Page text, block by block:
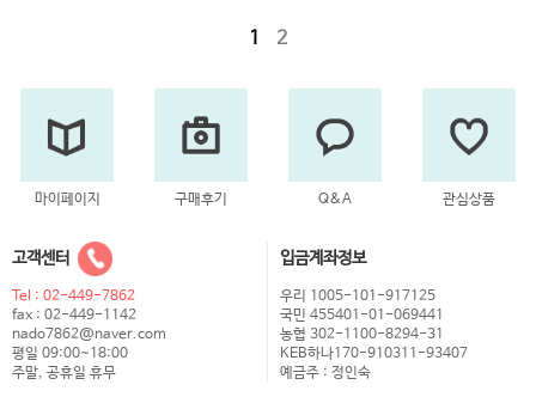
1 2
마이페이지 구매후기 Q&A 관심상품
고객센터
Tel : 02-449-7862
fax : 02-449-1142
nado7862@naver.com
평일 09:00~18:00
주말, 공휴일 휴무
입금계좌정보
우리 1005-101-917125
국민 455401-01-069441
농협 302-1100-8294-31
KEB하나170-910311-93407
예금주 : 정인숙